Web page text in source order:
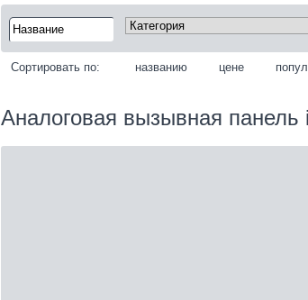
Сортировать по: названию цене
Аналоговая вызывная